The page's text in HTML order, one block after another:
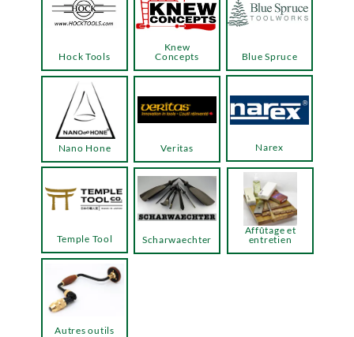
Hock Tools
Knew
Concepts
Temple Tool
Blue Spruce
Narex
Veritas
Nano Hone
Autres outils
Scharwaechter
Affûtage et
entretien